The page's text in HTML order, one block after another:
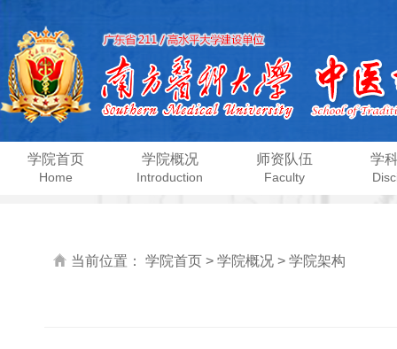
学院首页
Home
学院概况
Introduction
师资队伍
Faculty
学
当前位置： 学院首页 > 学院概况 > 学院架构